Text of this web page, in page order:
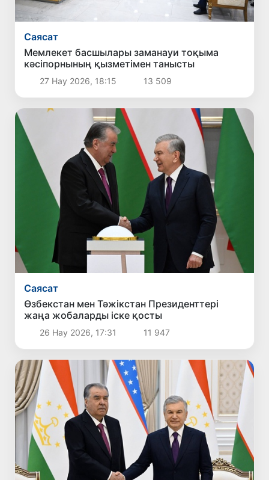
Саясат
Мемлекет басшылары заманауи тоқыма
кәсіпорнының қызметімен танысты
27 Нау 2026, 18:15 13 509
Саясат
Өзбекстан мен Тәжікстан Президенттері
жаңа жобаларды іске қосты
26 Нау 2026, 17:31 11 947